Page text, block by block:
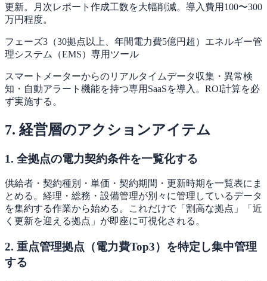
更新。月次レポート作成工数を大幅削減。導入費用100〜300
万円程度。
フェーズ3（30拠点以上、年間電力費5億円超） エネルギー管
理システム（EMS）専用ツール
スマートメーターからのリアルタイムデータ収集・異常検
知・自動アラート機能を持つ専用SaaSを導入。ROI計算を必
ず実施する。
7. 経営層のアクションアイテム
1. 全拠点の電力契約条件を一覧化する
供給者・契約種別・単価・契約期間・更新時期を一覧表にま
とめる。経理・総務・設備管理が別々に管理しているデータ
を集約する作業から始める。これだけで「割高な拠点」「近
く更新を迎える拠点」が即座に可視化される。
2. 重点管理拠点（電力費Top3）を特定し集中管理
する